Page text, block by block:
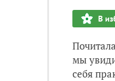
В
мы
себя